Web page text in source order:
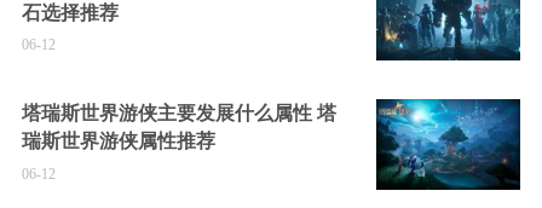
石选择推荐
06-12
塔瑞斯世界游侠主要发展什么属性 塔
瑞斯世界游侠属性推荐
06-12